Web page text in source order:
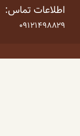
اطلاعات تماس:
۰۹۱۲۱۴۹۸۸۲۹